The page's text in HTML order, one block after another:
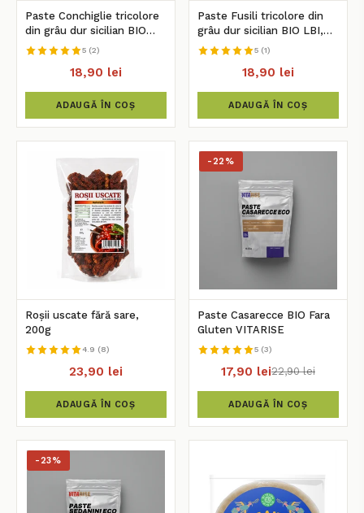
Paste Conchiglie tricolore
din grâu dur sicilian BIO
LBI, 500g
5 (2)
18,90 lei
ADAUGĂ ÎN COȘ
Paste Fusili tricolore din
grâu dur sicilian BIO LBI,
500g
5 (1)
18,90 lei
ADAUGĂ ÎN COȘ
Roșii uscate fără sare,
200g
4.9 (8)
23,90 lei
ADAUGĂ ÎN COȘ
-22%
Paste Casarecce BIO Fara
Gluten VITARISE
5 (3)
17,90 lei22,90 lei
ADAUGĂ ÎN COȘ
-23%